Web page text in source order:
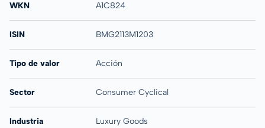
WKN A1C824
ISIN BMG2113M1203
Tipo de valor Acción
Sector Consumer Cyclical
Industria Luxury Goods